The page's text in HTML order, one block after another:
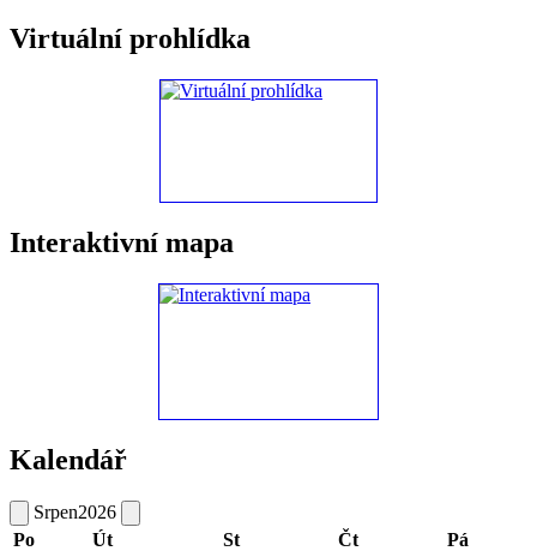
Virtuální prohlídka
Interaktivní mapa
Kalendář
Srpen2026
Po
Út St Čt Pá